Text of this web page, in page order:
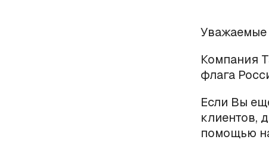
Компания
флага
Если Вы
клиентов,
помощью